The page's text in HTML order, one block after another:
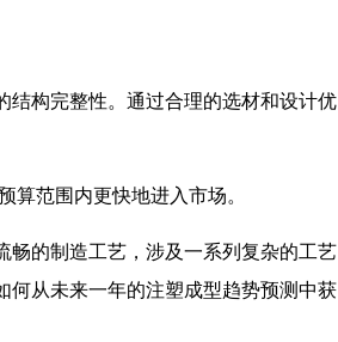
构完整性。通过合理的选材和设计优
范围内更快地进入市场。
的制造工艺，涉及一系列复杂的工艺
从未来一年的注塑成型趋势预测中获